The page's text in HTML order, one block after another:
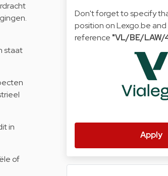
staat
in
of
Don't forget to specify
position on Lexgo.be
reference "VL/BE/LAW/
Apply